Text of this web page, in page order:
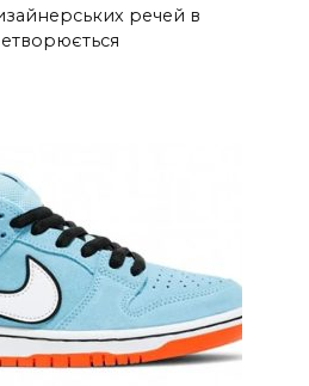
речей в